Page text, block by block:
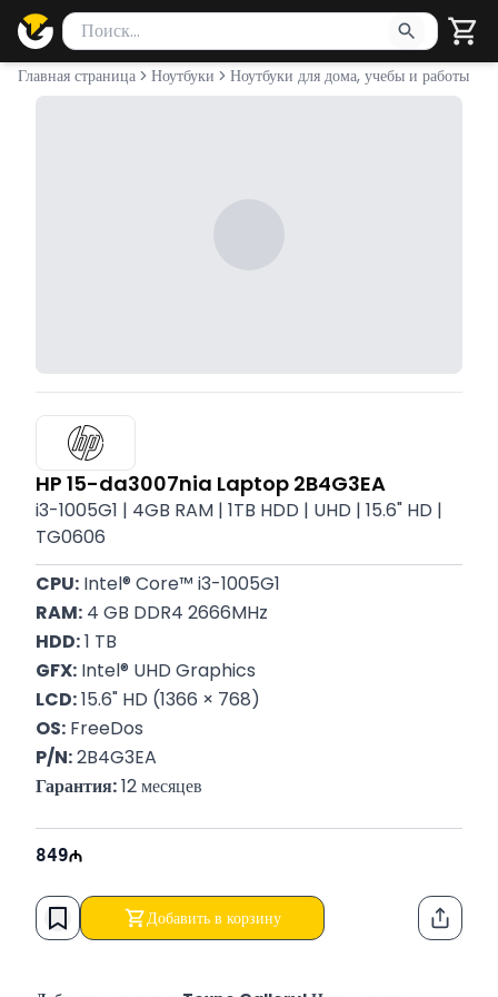
Поиск товаров
Введите минимум 2 символа для поиска. Нажмите Enter
Главная страница Ноутбуки Ноутбуки для дома, учебы и работы
HP 15-da3007nia Laptop 2B4G3EA
i3-1005G1 | 4GB RAM | 1TB HDD | UHD | 15.6" HD |
TG0606
CPU: Intel® Core™ i3-1005G1
RAM: 4 GB DDR4 2666MHz
HDD: 1 TB
GFX: Intel® UHD Graphics
LCD: 15.6" HD (1366 × 768)
OS: FreeDos
P/N: 2B4G3EA
Гарантия: 12 месяцев
849
Добавить в корзину